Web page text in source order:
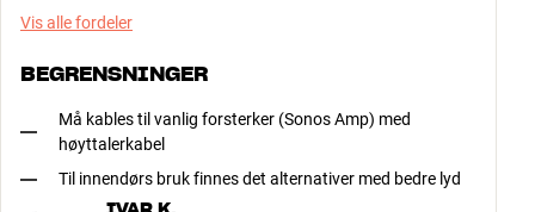
Vis alle fordeler
BEGRENSNINGER
Må kables til vanlig forsterker (Sonos Amp) med
høyttalerkabel
Til innendørs bruk finnes det alternativer med bedre lyd